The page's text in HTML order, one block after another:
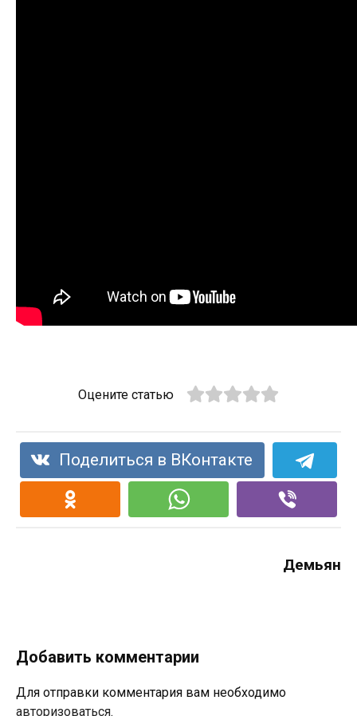
Оцените статью
Поделиться в ВКонтакте
Демьян
Добавить комментарии
Для отправки комментария вам необходимо
авторизоваться.